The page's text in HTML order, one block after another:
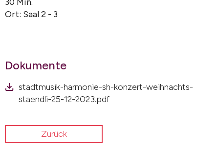
Ort: Saal 2 - 3
Dokumente
stadtmusik-harmonie-sh-konzert-weihnachts-
staendli-25-12-2023.pdf
Zurück